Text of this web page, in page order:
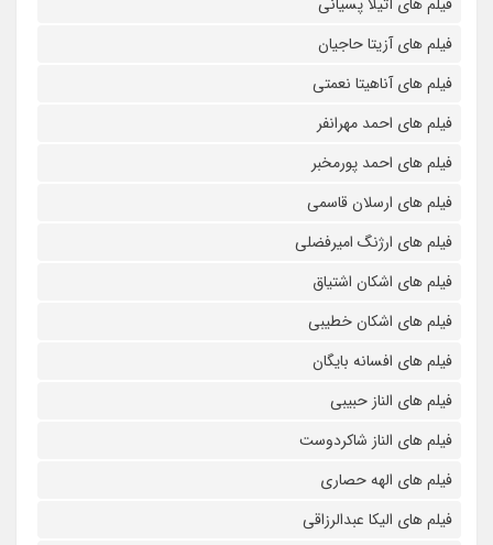
فیلم های آزیتا حاجیان
فیلم های آناهیتا نعمتی
فیلم های احمد مهرانفر
فیلم های احمد پورمخبر
فیلم های ارسلان قاسمی
فیلم های ارژنگ امیرفضلی
فیلم های اشکان اشتیاق
فیلم های اشکان خطیبی
فیلم های افسانه بایگان
فیلم های الناز حبیبی
فیلم های الناز شاکردوست
فیلم های الهه حصاری
فیلم های الیکا عبدالرزاقی